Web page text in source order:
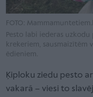
FOTO:
Pesto labi iederas uzkodu
krekeriem, sausmaizītēm
ēdieniem.
Ķiploku ziedu pesto
vakarā – viesi to